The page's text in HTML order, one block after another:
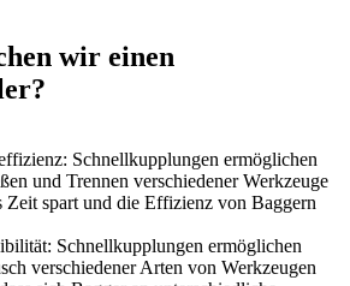
wir einen
Schnellkupplungen ermöglichen
und Trennen verschiedener Werkzeuge
Zeit spart und die Effizienz von Baggern
Schnellkupplungen ermöglichen
verschiedener Arten von Werkzeugen